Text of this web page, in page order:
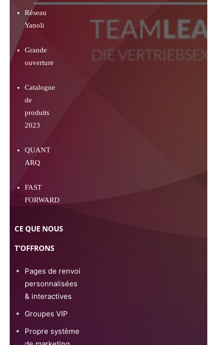
Réseau
Yanoli
Grande
ouverture
Catalogue
de
produits
2023
QUANT
ARQ
FAST
FORWARD
CE QUE NOUS
T’OFFRONS
Pages de renvoi
personnalisées
& interactives
Groupes VIP
Propre système